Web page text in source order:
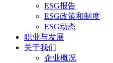
ESG报告
ESG政策和制度
ESG动态
职业与发展
关于我们
企业概况